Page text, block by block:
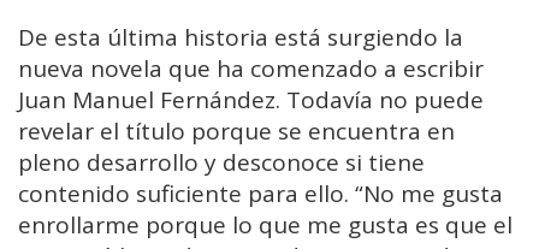
De esta última historia está surgiendo la
nueva novela que ha comenzado a escribir
Juan Manuel Fernández. Todavía no puede
revelar el título porque se encuentra en
pleno desarrollo y desconoce si tiene
contenido suficiente para ello. “No me gusta
enrollarme porque lo que me gusta es que el